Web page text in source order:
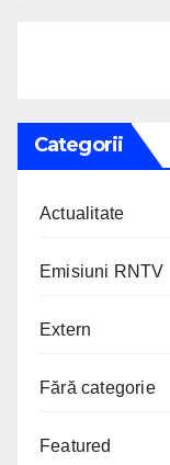
Categorii
Actualitate
Emisiuni RNTV
Extern
Fără categorie
Featured